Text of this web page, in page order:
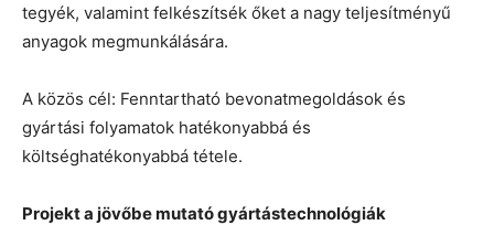
tegyék, valamint felkészítsék őket a nagy teljesítményű
anyagok megmunkálására.
A közös cél: Fenntartható bevonatmegoldások és
gyártási folyamatok hatékonyabbá és
költséghatékonyabbá tétele.
Projekt a jövőbe mutató gyártástechnológiák